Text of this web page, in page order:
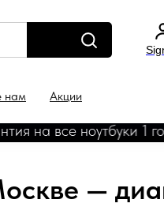
нам Акции
1 год
—